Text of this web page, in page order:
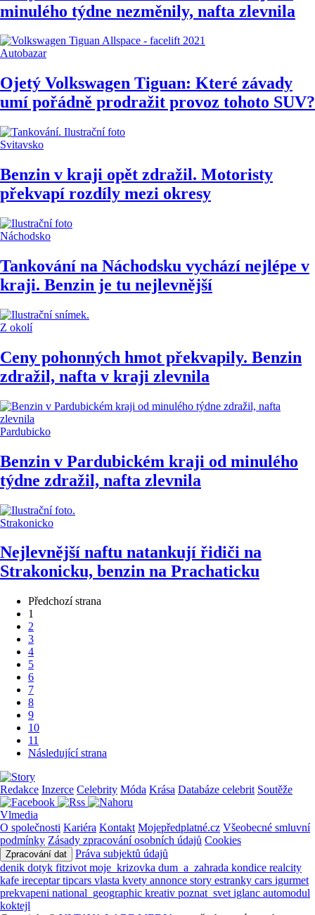
minulého týdne nezměnily, nafta zlevnila
Autobazar
Ojetý Volkswagen Tiguan: Které závady
umí pořádně prodražit provoz tohoto SUV?
Svitavsko
Benzin v kraji opět zdražil. Motoristy
překvapí rozdíly mezi okresy
Náchodsko
Tankování na Náchodsku vychází nejlépe v
kraji. Benzin je tu nejlevnější
Z okolí
Ceny pohonných hmot překvapily. Benzin
zdražil, nafta v kraji zlevnila
Pardubicko
Benzin v Pardubickém kraji od minulého
týdne zdražil, nafta zlevnila
Strakonicko
Nejlevnější naftu natankují řidiči na
Strakonicku, benzin na Prachaticku
Předchozí strana
1
2
3
4
5
6
7
8
9
10
11
Následující strana
Redakce Inzerce Celebrity Móda Krása Databáze celebrit Soutěže
Vlmedia
O společnosti Kariéra Kontakt Mojepředplatné.cz Všeobecné smluvní
podmínky Zásady zpracování osobních údajů Cookies
Zpracování dat
Práva subjektů údajů
denik dotyk fitzivot moje_krizovka dum_a_zahrada kondice realcity
kafe ireceptartipcars vlasta kvety annonce story estranky cars igurmet
prekvapeni national_geographic kreativ poznat_svet iglanc automodul
koktejl